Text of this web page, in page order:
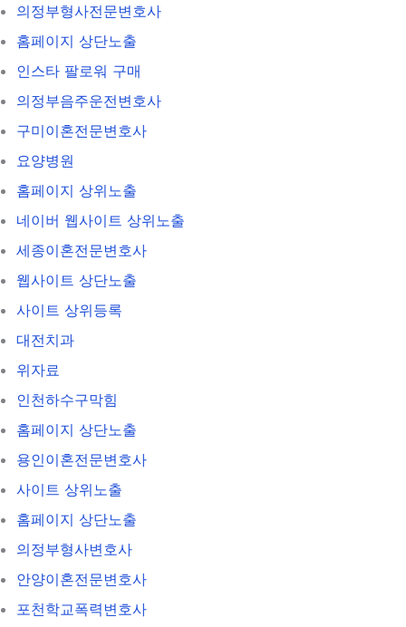
의정부형사전문변호사
홈페이지 상단노출
인스타 팔로워 구매
의정부음주운전변호사
구미이혼전문변호사
요양병원
홈페이지 상위노출
네이버 웹사이트 상위노출
세종이혼전문변호사
웹사이트 상단노출
사이트 상위등록
대전치과
위자료
인천하수구막힘
홈페이지 상단노출
용인이혼전문변호사
사이트 상위노출
홈페이지 상단노출
의정부형사변호사
안양이혼전문변호사
포천학교폭력변호사